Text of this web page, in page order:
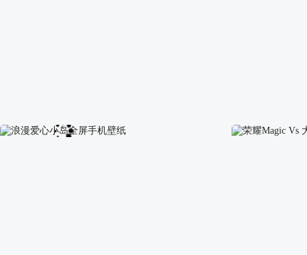
美丽山 湖水 树林 小木屋 好看风景手机壁纸 小清新手绘风